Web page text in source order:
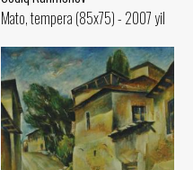
Mato, tempera (85x75) - 2007 yil